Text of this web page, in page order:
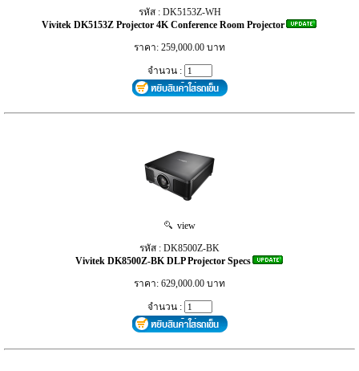
รหัส : DK5153Z-WH
Vivitek DK5153Z Projector 4K Conference Room Projector
ราคา: 259,000.00 บาท
จำนวน :
view
รหัส : DK8500Z-BK
Vivitek DK8500Z-BK DLP Projector Specs
ราคา: 629,000.00 บาท
จำนวน :